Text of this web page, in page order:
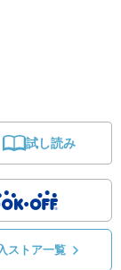
試し読み
ストア一覧